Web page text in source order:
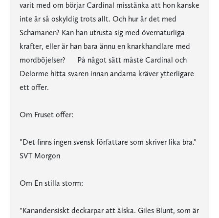
varit med om börjar Cardinal misstänka att hon kanske
inte är så oskyldig trots allt. Och hur är det med
Schamanen? Kan han utrusta sig med övernaturliga
krafter, eller är han bara ännu en knarkhandlare med
mordböjelser? På något sätt måste Cardinal och
Delorme hitta svaren innan andarna kräver ytterligare
ett offer.
Om Fruset offer:
"Det finns ingen svensk författare som skriver lika bra."
SVT Morgon
Om En stilla storm:
"Kanandensiskt deckarpar att älska. Giles Blunt, som är